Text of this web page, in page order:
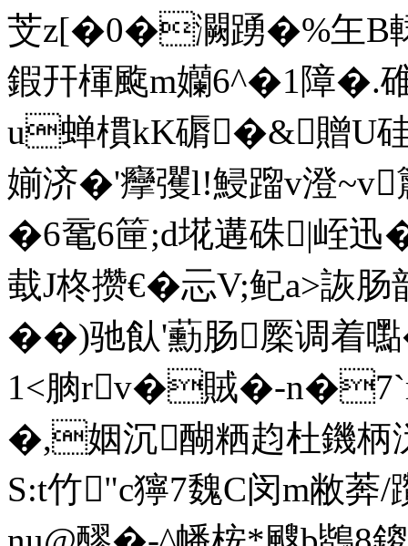
芠z[�0�灍踴�%玍B輑
鍜幵楎颴m孏6^�1障�.
u蝉樌kK磭�&贈U硅
媊济�'癴彏l!鮼蹓v澄~v
�6鼋6筪;d埖遘硃|峌
蛓J柊 攒€�忈V;鱾a>詼
��)驰飤'蘍肠橜调
1<朒rv�賊�-
�,姻沉醐粞赹杜鐖柄
S:t竹"c獰7魏C闵m敝莾